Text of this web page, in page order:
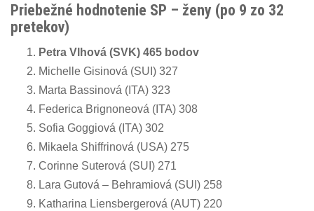
Priebežné hodnotenie SP – ženy (po 9 zo 32
pretekov)
Petra Vlhová (SVK) 465 bodov
Michelle Gisinová (SUI) 327
Marta Bassinová (ITA) 323
Federica Brignoneová (ITA) 308
Sofia Goggiová (ITA) 302
Mikaela Shiffrinová (USA) 275
Corinne Suterová (SUI) 271
Lara Gutová – Behramiová (SUI) 258
Katharina Liensbergerová (AUT) 220